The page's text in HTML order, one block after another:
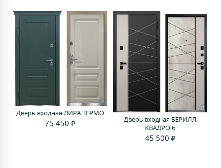
Дверь входная ЛИРА ТЕРМО
75 450 ₽
Дверь входная БЕРИЛЛ
КВАДРО 6
45 500 ₽